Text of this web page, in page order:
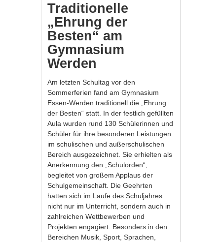
Traditionelle
„Ehrung der
Besten“ am
Gymnasium
Werden
Am letzten Schultag vor den
Sommerferien fand am Gymnasium
Essen-Werden traditionell die „Ehrung
der Besten“ statt. In der festlich gefüllten
Aula wurden rund 130 Schülerinnen und
Schüler für ihre besonderen Leistungen
im schulischen und außerschulischen
Bereich ausgezeichnet. Sie erhielten als
Anerkennung den „Schulorden“,
begleitet von großem Applaus der
Schulgemeinschaft. Die Geehrten
hatten sich im Laufe des Schuljahres
nicht nur im Unterricht, sondern auch in
zahlreichen Wettbewerben und
Projekten engagiert. Besonders in den
Bereichen Musik, Sport, Sprachen,